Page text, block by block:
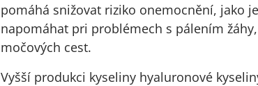
pomáhá snižovat riziko onemocnění, jako
napomáhat pri problémech s pálením
močových cest.
Vyšší produkci kyseliny hyaluronové